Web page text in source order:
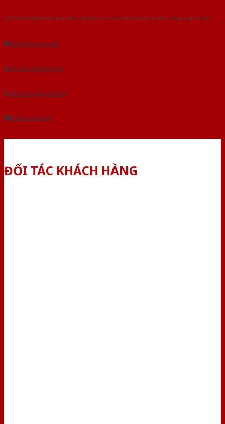
Với kinh nghiệm nhiêu năm nghiên cứu cửa theo tiêu chuẩn công nghệ Châu
Gửi yêu cầu tư vấn
Tải báo giá tổng hợp
Yêu cầu gọi lại (3 phút)
Dành cho đại lý
ĐỐI TÁC KHÁCH HÀNG